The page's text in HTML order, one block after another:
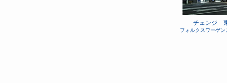
チェンジ
フォルクスワーゲ